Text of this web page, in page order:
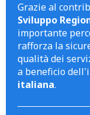
Grazie al
Sviluppo
importante
rafforza la
qualità dei
a beneficio
italiana.